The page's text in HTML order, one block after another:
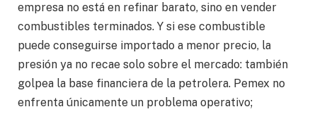
empresa no está en refinar barato, sino en vender
combustibles terminados. Y si ese combustible
puede conseguirse importado a menor precio, la
presión ya no recae solo sobre el mercado: también
golpea la base financiera de la petrolera. Pemex no
enfrenta únicamente un problema operativo;